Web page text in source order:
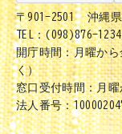
〒901-2501
沖縄
TEL：(098)876-
開庁時間：月曜か
く）
窓口受付時間：月
法人番号：